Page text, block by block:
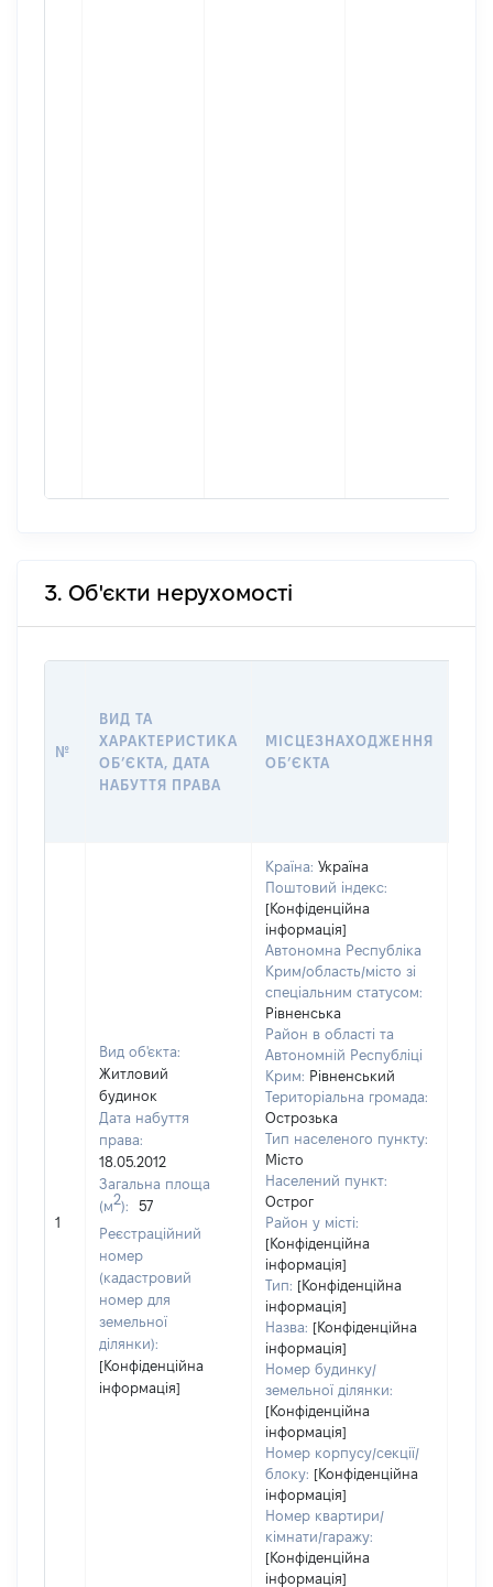
3. Об'єкти нерухомості
№
ВИД ТА
ХАРАКТЕРИСТИКА
ОБʼЄКТА, ДАТА
НАБУТТЯ ПРАВА
МІСЦЕЗНАХОДЖЕННЯ
ОБʼЄКТА
1
Вид об'єкта:
Житловий
будинок
Дата набуття
права:
18.05.2012
Загальна площа
(м2):
57
Реєстраційний
номер
(кадастровий
номер для
земельної
ділянки):
[Конфіденційна
інформація]
Країна: Україна
Поштовий індекс:
[Конфіденційна
інформація]
Автономна Республіка
Крим/область/місто зі
спеціальним статусом:
Рівненська
Район в області та
Автономній Республіці
Крим: Рівненський
Територіальна громада:
Острозька
Тип населеного пункту:
Місто
Населений пункт:
Острог
Район у місті:
[Конфіденційна
інформація]
Тип: [Конфіденційна
інформація]
Назва: [Конфіденційна
інформація]
Номер будинку/
земельної ділянки:
[Конфіденційна
інформація]
Номер корпусу/секції/
блоку: [Конфіденційна
інформація]
Номер квартири/
кімнати/гаражу:
[Конфіденційна
інформація]